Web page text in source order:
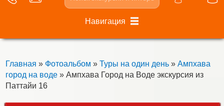
Навигация
Главная » Фотоальбом » Туры на один день» Ампхава
город на воде» Ампхава Город на Воде экскурсия из
Паттайи 16